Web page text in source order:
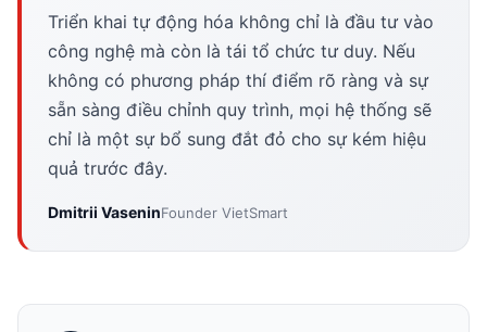
Triển khai tự động hóa không chỉ là đầu tư vào
công nghệ mà còn là tái tổ chức tư duy. Nếu
không có phương pháp thí điểm rõ ràng và sự
sẵn sàng điều chỉnh quy trình, mọi hệ thống sẽ
chỉ là một sự bổ sung đắt đỏ cho sự kém hiệu
quả trước đây.
Dmitrii VaseninFounder VietSmart